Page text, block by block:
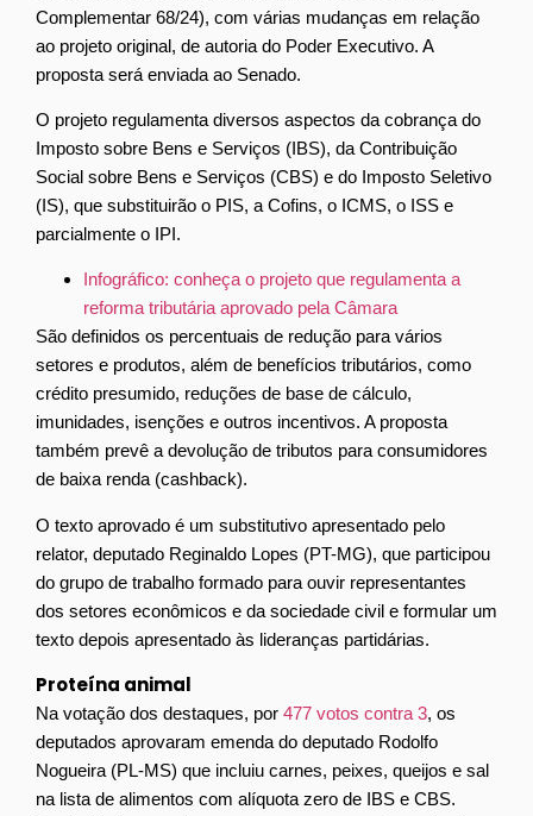
Complementar 68/24), com várias mudanças em relação
ao projeto original, de autoria do Poder Executivo. A
proposta será enviada ao Senado.
O projeto regulamenta diversos aspectos da cobrança do
Imposto sobre Bens e Serviços (IBS), da Contribuição
Social sobre Bens e Serviços (CBS) e do Imposto Seletivo
(IS), que substituirão o PIS, a Cofins, o ICMS, o ISS e
parcialmente o IPI.
Infográfico: conheça o projeto que regulamenta a
reforma tributária aprovado pela Câmara
São definidos os percentuais de redução para vários
setores e produtos, além de benefícios tributários, como
crédito presumido, reduções de base de cálculo,
imunidades, isenções e outros incentivos. A proposta
também prevê a devolução de tributos para consumidores
de baixa renda (cashback).
O texto aprovado é um substitutivo apresentado pelo
relator, deputado Reginaldo Lopes (PT-MG), que participou
do grupo de trabalho formado para ouvir representantes
dos setores econômicos e da sociedade civil e formular um
texto depois apresentado às lideranças partidárias.
Proteína animal
Na votação dos destaques, por 477 votos contra 3, os
deputados aprovaram emenda do deputado Rodolfo
Nogueira (PL-MS) que incluiu carnes, peixes, queijos e sal
na lista de alimentos com alíquota zero de IBS e CBS.